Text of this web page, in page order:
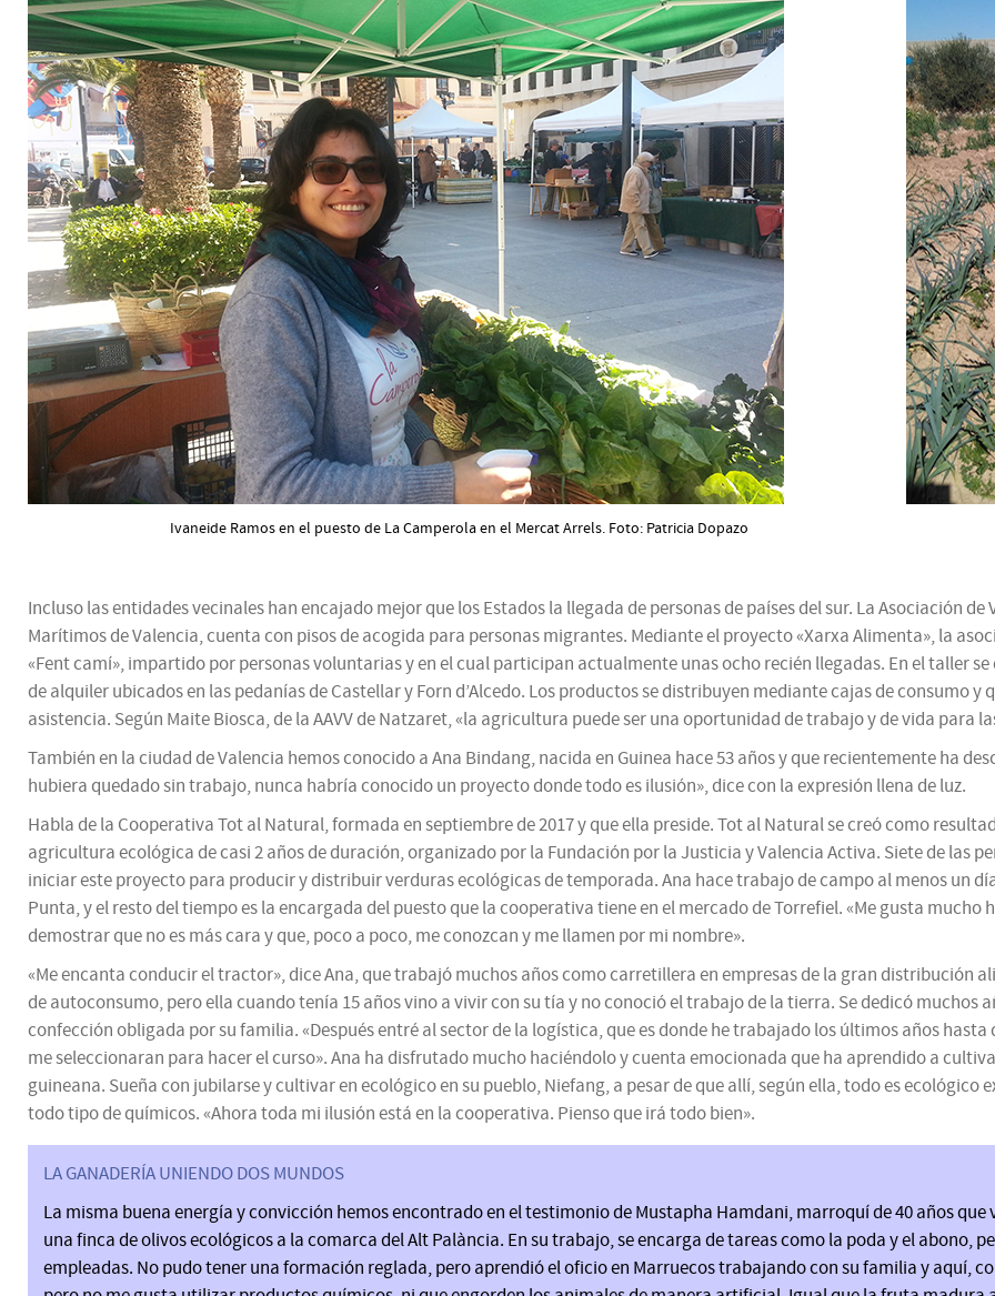
Ivaneide Ramos en el puesto de La Camperola en el Mercat Arrels. Foto: Patricia Dopazo
Incluso las entidades vecinales han encajado mejor que los Estados la llegada de personas de países del sur. La Asociación
Marítimos de Valencia, cuenta con pisos de acogida para personas migrantes. Mediante el proyecto «Xarxa Alimenta», la
«Fent camí», impartido por personas voluntarias y en el cual participan actualmente unas ocho recién llegadas. En el taller
de alquiler ubicados en las pedanías de Castellar y Forn d’Alcedo. Los productos se distribuyen mediante cajas de consumo
asistencia. Según Maite Biosca, de la AAVV de Natzaret, «la agricultura puede ser una oportunidad de trabajo y de vida para
También en la ciudad de Valencia hemos conocido a Ana Bindang, nacida en Guinea hace 53 años y que recientemente ha
hubiera quedado sin trabajo, nunca habría conocido un proyecto donde todo es ilusión», dice con la expresión llena de luz.
Habla de la Cooperativa Tot al Natural, formada en septiembre de 2017 y que ella preside. Tot al Natural se creó como
agricultura ecológica de casi 2 años de duración, organizado por la Fundación por la Justicia y Valencia Activa. Siete de las
iniciar este proyecto para producir y distribuir verduras ecológicas de temporada. Ana hace trabajo de campo al menos un
Punta, y el resto del tiempo es la encargada del puesto que la cooperativa tiene en el mercado de Torrefiel. «Me gusta
demostrar que no es más cara y que, poco a poco, me conozcan y me llamen por mi nombre».
«Me encanta conducir el tractor», dice Ana, que trabajó muchos años como carretillera en empresas de la gran distribución
de autoconsumo, pero ella cuando tenía 15 años vino a vivir con su tía y no conoció el trabajo de la tierra. Se dedicó muchos
confección obligada por su familia. «Después entré al sector de la logística, que es donde he trabajado los últimos años
me seleccionaran para hacer el curso». Ana ha disfrutado mucho haciéndolo y cuenta emocionada que ha aprendido a
guineana. Sueña con jubilarse y cultivar en ecológico en su pueblo, Niefang, a pesar de que allí, según ella, todo es
todo tipo de químicos. «Ahora toda mi ilusión está en la cooperativa. Pienso que irá todo bien».
LA GANADERÍA UNIENDO DOS MUNDOS
La misma buena energía y convicción hemos encontrado en el testimonio de Mustapha Hamdani, marroquí de 40 años
una finca de olivos ecológicos a la comarca del Alt Palància. En su trabajo, se encarga de tareas como la poda y el abono,
empleadas. No pudo tener una formación reglada, pero aprendió el oficio en Marruecos trabajando con su familia y aquí,